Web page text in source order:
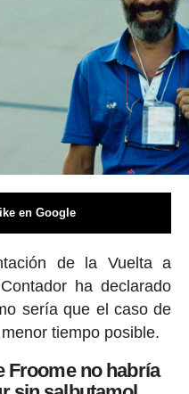
en Google
de la Vuelta a
ha declarado
sería que el caso de
tiempo posible.
Froome no habría